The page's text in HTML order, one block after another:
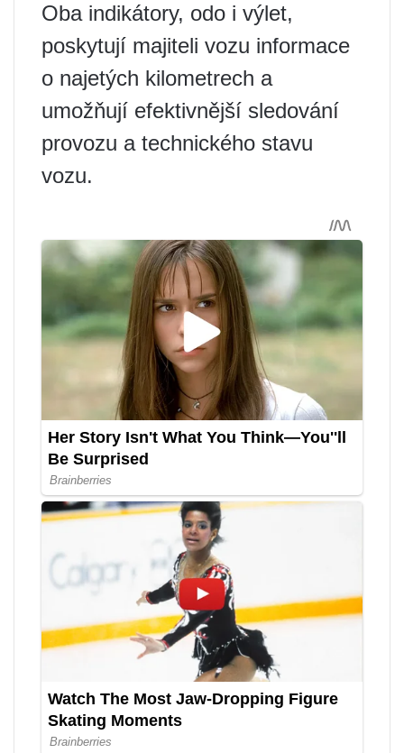
Oba indikátory, odo i výlet,
poskytují majiteli vozu informace
o najetých kilometrech a
umožňují efektivnější sledování
provozu a technického stavu
vozu.